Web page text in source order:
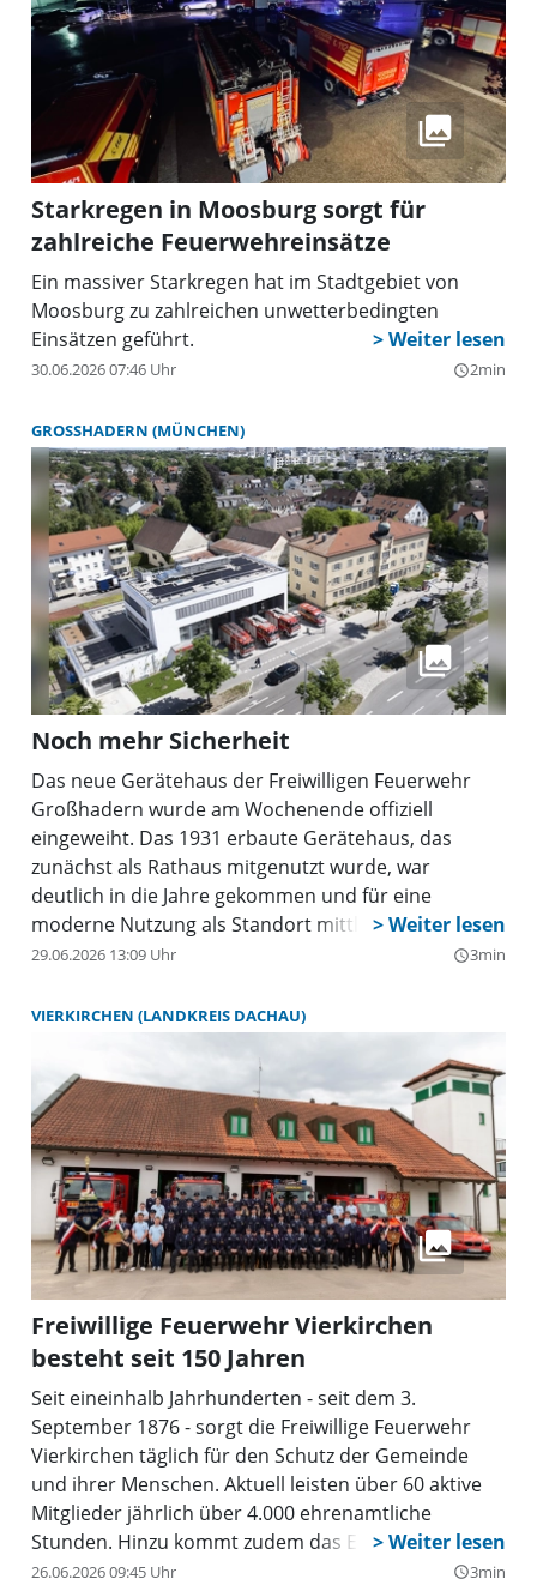
Starkregen in Moosburg sorgt für
zahlreiche Feuerwehreinsätze
Ein massiver Starkregen hat im Stadtgebiet von
Moosburg zu zahlreichen unwetterbedingten
Einsätzen geführt.
30.06.2026 07:46 Uhr query_builder2min
GROSSHADERN (MÜNCHEN)
Noch mehr Sicherheit
Das neue Gerätehaus der Freiwilligen Feuerwehr
Großhadern wurde am Wochenende offiziell
eingeweiht. Das 1931 erbaute Gerätehaus, das
zunächst als Rathaus mitgenutzt wurde, war
deutlich in die Jahre gekommen und für eine
moderne Nutzung als Standort mittlerweile
ungeeignet. Neben vielen kleineren und auch
zuletzt die zu niedrigen Fahrzeuggassen, welche eine
Unterbringung moderner Einsatzfahrzeuge
unmöglich und damit den Bau unausweichlich
gemacht hatten.
29.06.2026 13:09 Uhr query_builder3min
VIERKIRCHEN (LANDKREIS DACHAU)
Freiwillige Feuerwehr Vierkirchen
besteht seit 150 Jahren
Seit eineinhalb Jahrhunderten - seit dem 3.
September 1876 - sorgt die Freiwillige Feuerwehr
Vierkirchen täglich für den Schutz der Gemeinde
und ihrer Menschen. Aktuell leisten über 60 aktive
Mitglieder jährlich über 4.000 ehrenamtliche
Stunden. Hinzu kommt zudem das Engagement der
Feuerwehren aus Pasenbach und Giebing.
26.06.2026 09:45 Uhr query_builder3min